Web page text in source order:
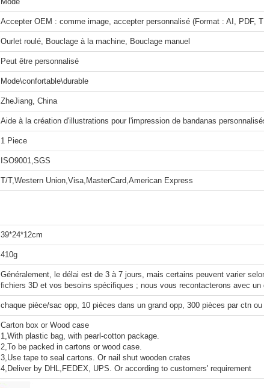
Accepter OEM : comme image, accepter personnalisé (Format : AI, PDF,
Ourlet roulé, Bouclage à la machine, Bouclage manuel
Peut être personnalisé
Mode\confortable\durable
ZheJiang, China
Aide à la création d'illustrations pour l'impression de bandanas
1 Piece
ISO9001,SGS
T/T,Western Union,Visa,MasterCard,American Express
39*24*12cm
410g
Généralement, le délai est de 3 à 7 jours, mais certains peuvent varier
fichiers 3D et vos besoins spécifiques ; nous vous recontacterons avec
chaque pièce/sac opp, 10 pièces dans un grand opp, 300 pièces par ctn
Carton box or Wood case
1,With plastic bag, with pearl-cotton package.
2,To be packed in cartons or wood case.
3,Use tape to seal cartons. Or nail shut wooden crates
4,Deliver by DHL,FEDEX, UPS. Or according to customers' requirement